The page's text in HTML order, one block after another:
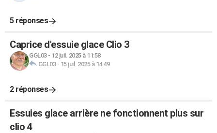
5 réponses
Caprice d'essuie glace Clio 3
GGL03- 12 juil. 2025 à 11:58
GGL03- 15 juil. 2025 à 14:49
2 réponses
Essuies glace arrière ne fonctionnent plus sur
clio 4